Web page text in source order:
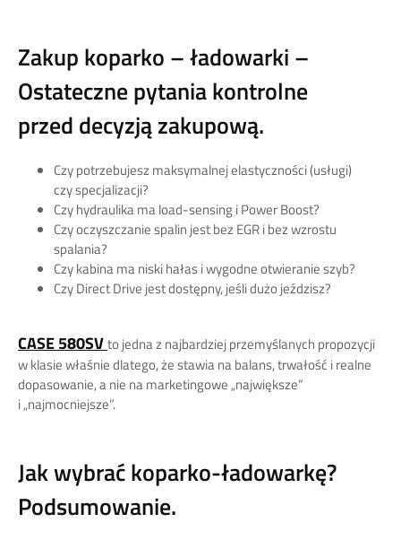
Zakup koparko – ładowarki –
Ostateczne pytania kontrolne
przed decyzją zakupową.
Czy potrzebujesz maksymalnej elastyczności (usługi)
czy specjalizacji?
Czy hydraulika ma load-sensing i Power Boost?
Czy oczyszczanie spalin jest bez EGR i bez wzrostu
spalania?
Czy kabina ma niski hałas i wygodne otwieranie szyb?
Czy Direct Drive jest dostępny, jeśli dużo jeździsz?
CASE 580SVto jedna z najbardziej przemyślanych propozycji
w klasie właśnie dlatego, że stawia na balans, trwałość i realne
dopasowanie, a nie na marketingowe „największe”
i „najmocniejsze”.
Jak wybrać koparko-ładowarkę?
Podsumowanie.